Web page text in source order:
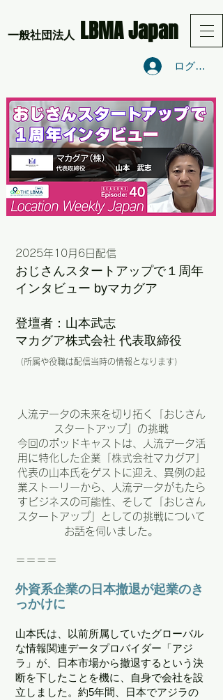
​一般社団法人 LBMA Japan
ログイン
2025年10月6 日配信
おじさんスタートアップで１周年
インタビュー byマカグア
登壇者：山本武志
マカグア株式会社 代表取締役
（所属や役職は配信当時の情報となります）
人流データの未来を切り拓く「おじさん
スタートアップ」の挑戦
今回のポッドキャストは、人流データ活
用に特化した企業「株式会社マカグア」
代表の山本氏をゲストに迎え、異例の起
業ストーリーから、人流データがもたら
すビジネスの可能性、そして「おじさん
スタートアップ」としての挑戦について
お話を伺いました。
＝＝＝＝
外資系企業の日本撤退が起業のき
っかけに
山本氏は、以前所属していたグローバル
な情報関連データプロバイダー「アジ
ラ」が、日本市場から撤退するという決
断を下したことを機に、自身で会社を設
立しました。約5年間、日本でアジラの